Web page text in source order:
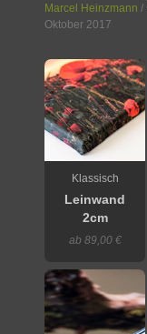
Marcel Heinzmann /
Oktober 2017
Klassisch
Leinwand
2cm
ab 89,00 €